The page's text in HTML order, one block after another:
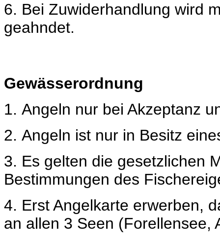
6. Bei Zuwiderhandlung wird
geahndet.
Gewässerordnung
1. Angeln nur bei Akzeptanz
2. Angeln ist nur in Besitz
3. Es gelten die gesetzlichen
Bestimmungen des
4. Erst Angelkarte erwerben,
an allen 3 Seen (Forellensee,